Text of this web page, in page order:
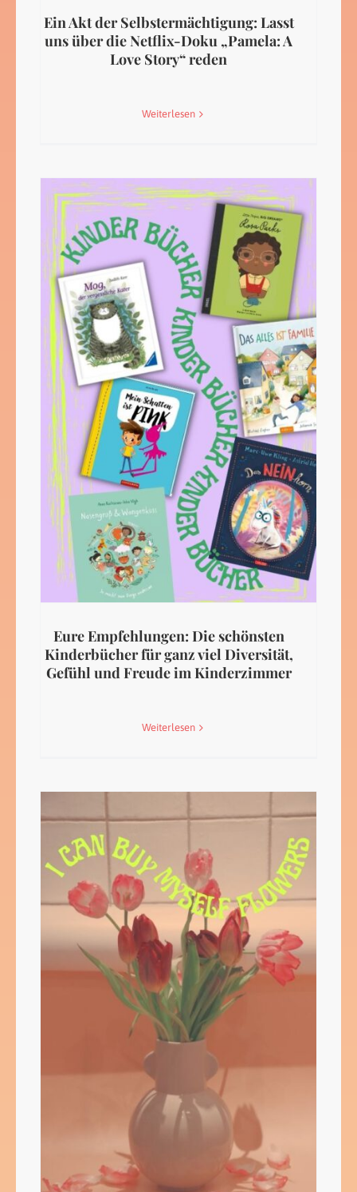
Ein Akt der Selbstermächtigung: Lasst
uns über die Netflix-Doku „Pamela: A
Love Story“ reden
Weiterlesen
Eure Empfehlungen: Die schönsten
Kinderbücher für ganz viel Diversität,
Gefühl und Freude im Kinderzimmer
Weiterlesen